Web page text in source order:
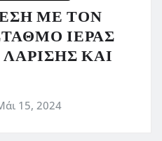
ΜΕ ΤΟΝ
ΙΕΡΑΣ
ΚΑΙ
15, 2024